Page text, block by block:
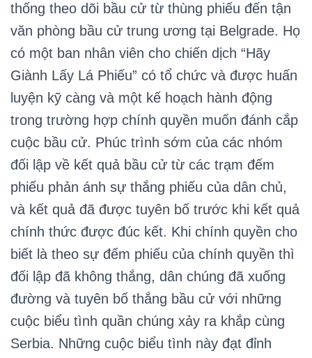
thống theo dõi bầu cử từ thùng phiếu đến tận
văn phòng bầu cử trung ương tại Belgrade. Họ
có một ban nhân viên cho chiến dịch “Hãy
Giành Lấy Lá Phiếu” có tổ chức và được huấn
luyện kỹ càng và một kế hoạch hành động
trong trường hợp chính quyền muốn đánh cắp
cuộc bầu cử. Phúc trình sớm của các nhóm
đối lập về kết quả bầu cử từ các trạm đếm
phiếu phản ánh sự thắng phiếu của dân chủ,
và kết quả đã được tuyên bố trước khi kết quả
chính thức được đúc kết. Khi chính quyền cho
biết là theo sự đếm phiếu của chính quyền thì
đối lập đã không thắng, dân chúng đã xuống
đường và tuyên bố thắng bầu cử với những
cuộc biểu tình quần chúng xảy ra khắp cùng
Serbia. Những cuộc biểu tình này đạt đỉnh